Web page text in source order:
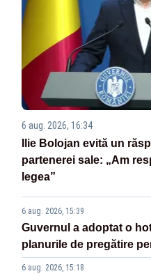
6 aug. 2026, 16:34
Ilie Bolojan evită un
partenerei sale: „Am
legea”
6 aug. 2026, 15:39
Guvernul a adoptat o
planurile de pregătire
6 aug. 2026, 15:18